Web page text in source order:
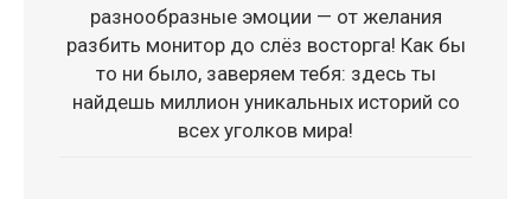
разнообразные эмоции — от желания
разбить монитор до слёз восторга! Как бы
то ни было, заверяем тебя: здесь ты
найдешь миллион уникальных историй со
всех уголков мира!